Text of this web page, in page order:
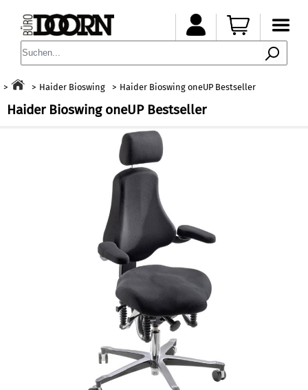
Haider Bioswing Haider Bioswing oneUP Bestseller
Haider Bioswing oneUP Bestseller